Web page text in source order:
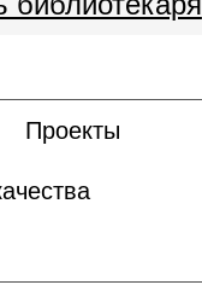
Проекты